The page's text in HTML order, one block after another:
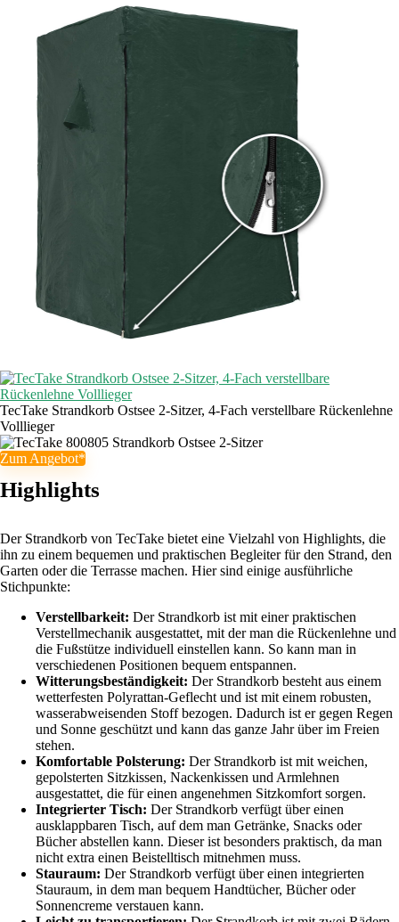
TecTake Strandkorb Ostsee 2-Sitzer, 4-Fach verstellbare Rückenlehne
Volllieger
Zum Angebot*
Highlights
Der Strandkorb von TecTake bietet eine Vielzahl von Highlights, die
ihn zu einem bequemen und praktischen Begleiter für den Strand, den
Garten oder die Terrasse machen. Hier sind einige ausführliche
Stichpunkte:
Verstellbarkeit: Der Strandkorb ist mit einer praktischen
Verstellmechanik ausgestattet, mit der man die Rückenlehne und
die Fußstütze individuell einstellen kann. So kann man in
verschiedenen Positionen bequem entspannen.
Witterungsbeständigkeit: Der Strandkorb besteht aus einem
wetterfesten Polyrattan-Geflecht und ist mit einem robusten,
wasserabweisenden Stoff bezogen. Dadurch ist er gegen Regen
und Sonne geschützt und kann das ganze Jahr über im Freien
stehen.
Komfortable Polsterung: Der Strandkorb ist mit weichen,
gepolsterten Sitzkissen, Nackenkissen und Armlehnen
ausgestattet, die für einen angenehmen Sitzkomfort sorgen.
Integrierter Tisch: Der Strandkorb verfügt über einen
ausklappbaren Tisch, auf dem man Getränke, Snacks oder
Bücher abstellen kann. Dieser ist besonders praktisch, da man
nicht extra einen Beistelltisch mitnehmen muss.
Stauraum: Der Strandkorb verfügt über einen integrierten
Stauraum, in dem man bequem Handtücher, Bücher oder
Sonnencreme verstauen kann.